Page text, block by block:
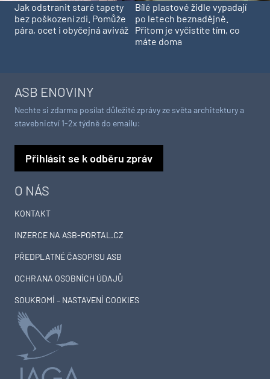
Jak odstranit staré tapety
bez poškození zdi. Pomůže
pára, ocet i obyčejná aviváž
Bílé plastové židle vypadají
po letech beznadějně.
Přitom je vyčistíte tím, co
máte doma
O NÁS
KONTAKT
INZERCE NA ASB-PORTAL.CZ
PŘEDPLATNÉ ČASOPISU ASB
OCHRANA OSOBNÍCH ÚDAJŮ
SOUKROMÍ – NASTAVENÍ COOKIES
ASB ENOVINY
Nechte si zdarma posílat důležité zprávy ze světa architektury a
stavebnictví 1-2x týdně do emailu:
Přihlásit se k odběru zpráv